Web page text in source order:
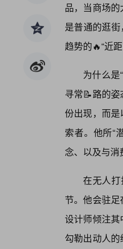
品，当商场
是普通的逛
趋势的🔥“近距
为什么
寻常📝路的
份出现，而
索者。他所“
念、以及与
在无人
节。他会驻
设计师倾注
勾勒出动人